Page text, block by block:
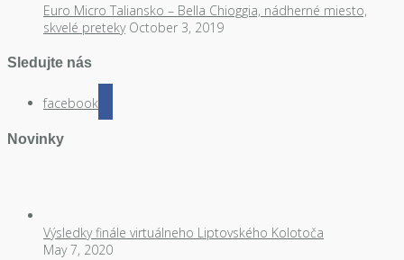
Euro Micro Taliansko – Bella Chioggia, nádherné miesto,
skvelé preteky October 3, 2019
Sledujte nás
facebook
Novinky
Výsledky finále virtuálneho Liptovského Kolotoča
May 7, 2020